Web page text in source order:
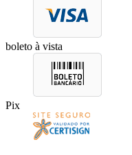
boleto à vista
Pix